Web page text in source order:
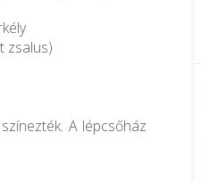
zsalus)
A lépcsőház